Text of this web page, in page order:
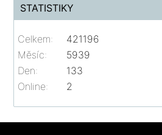
STATISTIKY
Online: 2
Celkem:
421196
Měsíc:
5939
Den:
133